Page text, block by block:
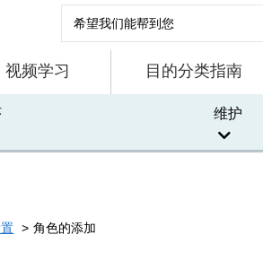
视频学习 目的分类指南
维护
角色的添加